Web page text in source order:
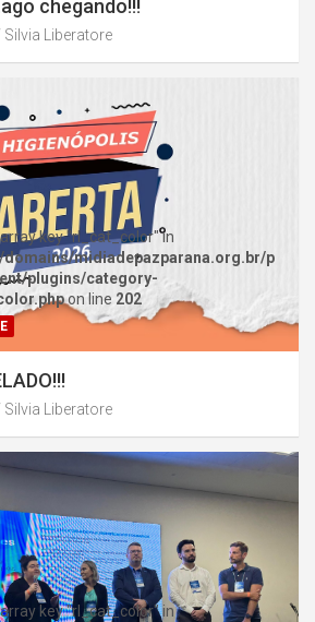
chegando!!!
Silvia Liberatore
key "rl_cat_color" in
domains/midiadepazparana.org.br/p
plugins/category-
on line 202
Silvia Liberatore
key "rl_cat_color" in